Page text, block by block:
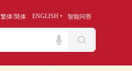
繁体/简体 ENGLISH 智能问答